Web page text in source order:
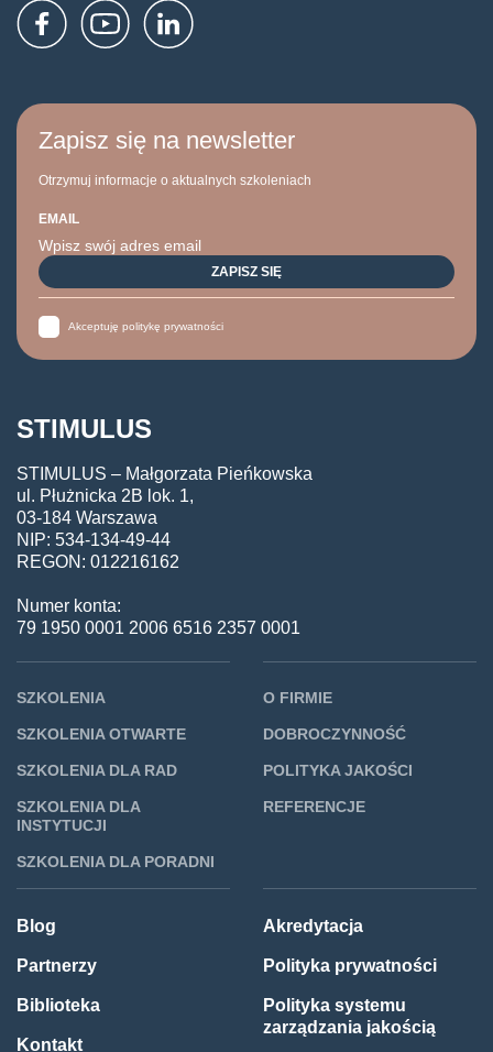
Zapisz się na newsletter
Otrzymuj informacje o aktualnych szkoleniach
EMAIL
Akceptuję politykę prywatności
STIMULUS
STIMULUS – Małgorzata Pieńkowska
ul. Płużnicka 2B lok. 1,
03-184 Warszawa
NIP: 534-134-49-44
REGON: 012216162
Numer konta:
79 1950 0001 2006 6516 2357 0001
SZKOLENIA
SZKOLENIA OTWARTE
SZKOLENIA DLA RAD
SZKOLENIA DLA
INSTYTUCJI
SZKOLENIA DLA PORADNI
O FIRMIE
DOBROCZYNNOŚĆ
POLITYKA JAKOŚCI
REFERENCJE
Blog
Partnerzy
Biblioteka
Kontakt
Akredytacja
Polityka prywatności
Polityka systemu
zarządzania jakością